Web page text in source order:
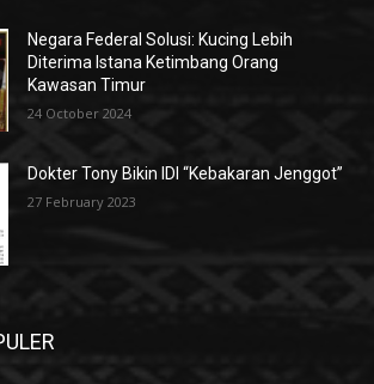
Negara Federal Solusi: Kucing Lebih
Diterima Istana Ketimbang Orang
Kawasan Timur
24 October 2024
Dokter Tony Bikin IDI “Kebakaran Jenggot”
27 February 2023